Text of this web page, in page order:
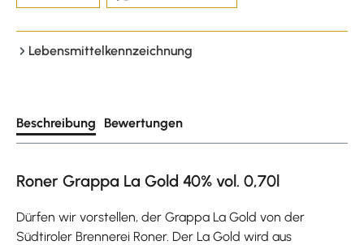
Lebensmittelkennzeichnung
Beschreibung Bewertungen
Roner Grappa La Gold 40% vol. 0,70l
Dürfen wir vorstellen, der Grappa La Gold von der
Südtiroler Brennerei Roner. Der La Gold wird aus